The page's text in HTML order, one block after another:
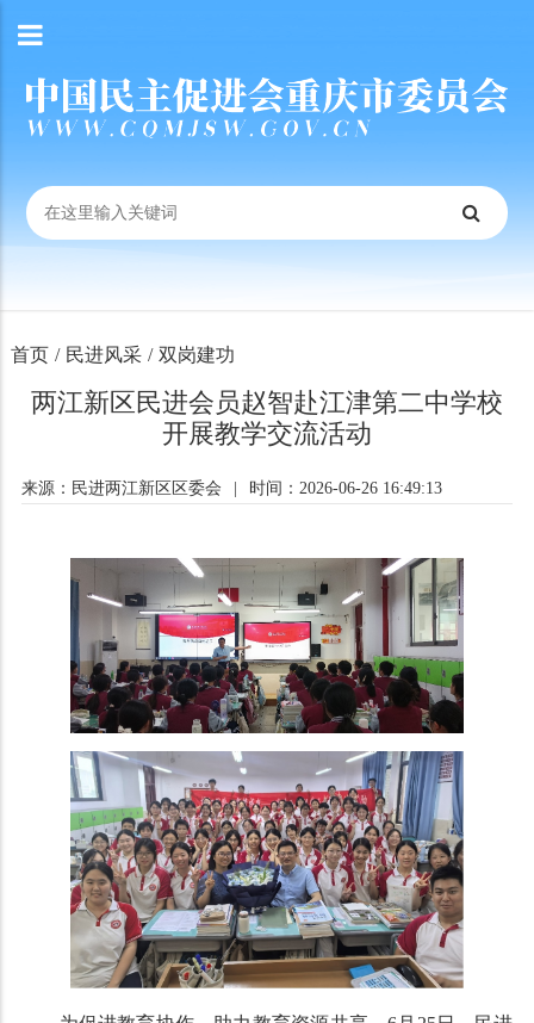
首页 / 民进风采 / 双岗建功
两江新区民进会员赵智赴江津第二中学校
开展教学交流活动
来源：民进两江新区区委会 时间：2026-06-26 16:49:13